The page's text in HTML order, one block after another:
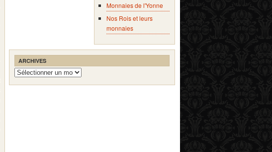
Monnaies de l'Yonne
Nos Rois et leurs
monnaies
ARCHIVES
Archives